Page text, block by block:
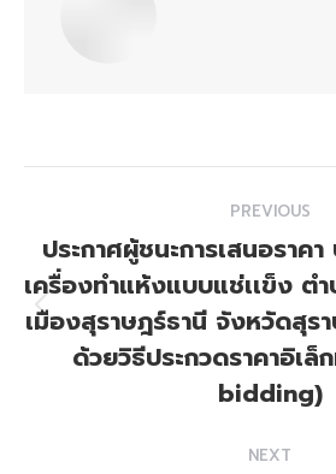
navigation
PREVIOUS
post:
ประกาศผู้ชนะการเสนอราค
เครื่องทำแห้งแบบแช่เเข็ง ต
เมืองสุราษฎร์ธานี จังหวัดสุร
ด้วยวิธีประกวดราคาอิเ
bidding)
NEXT